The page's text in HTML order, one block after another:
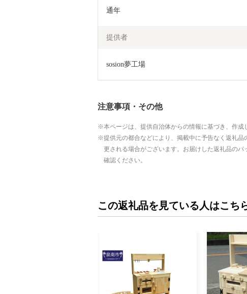
通年
提供者
sosion夢工場
注意事項・その他
本ページは、提供自治体からの情報に基づき、作成
提供元の都合などにより、掲載中に予告なく返礼
更される場合がございます。お届けした返礼品の
確認ください。
この返礼品を見ている人はこち